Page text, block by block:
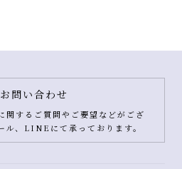
問い合わせ
関するご質問やご要望などがござ
ル、LINEにて承っております。